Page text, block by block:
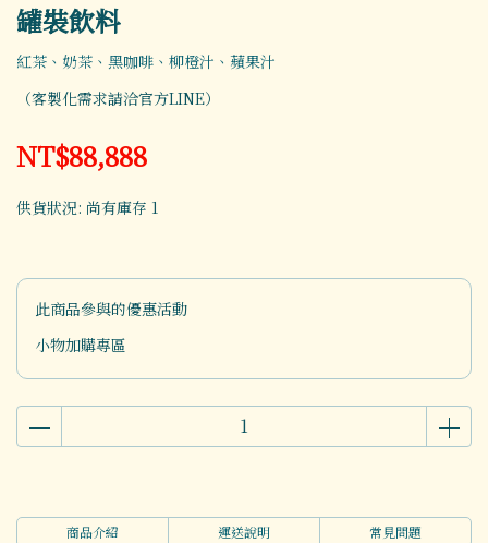
罐裝飲料
紅茶、奶茶、黑咖啡、柳橙汁、蘋果汁
（客製化需求請洽官方LINE）
NT$88,888
供貨狀況: 尚有庫存 1
此商品參與的優惠活動
小物加購專區
商品介紹 運送說明 常見問題